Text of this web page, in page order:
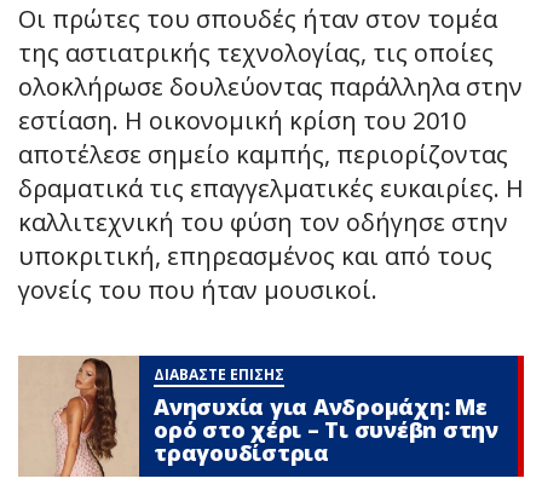
Οι πρώτες του σπουδές ήταν στον τομέα
της αστιατρικής τεχνολογίας, τις οποίες
ολοκλήρωσε δουλεύοντας παράλληλα στην
εστίαση. Η οικονομική κρίση του 2010
αποτέλεσε σημείο καμπής, περιορίζοντας
δραματικά τις επαγγελματικές ευκαιρίες. Η
καλλιτεχνική του φύση τον οδήγησε στην
υποκριτική, επηρεασμένος και από τους
γονείς του που ήταν μουσικοί.
ΔΙΑΒΑΣΤΕ ΕΠΙΣΗΣ
Ανησυxία για Ανδρομάχη: Με
ορό στο χέρι – Τι συνέβn στην
τραγουδίστρια